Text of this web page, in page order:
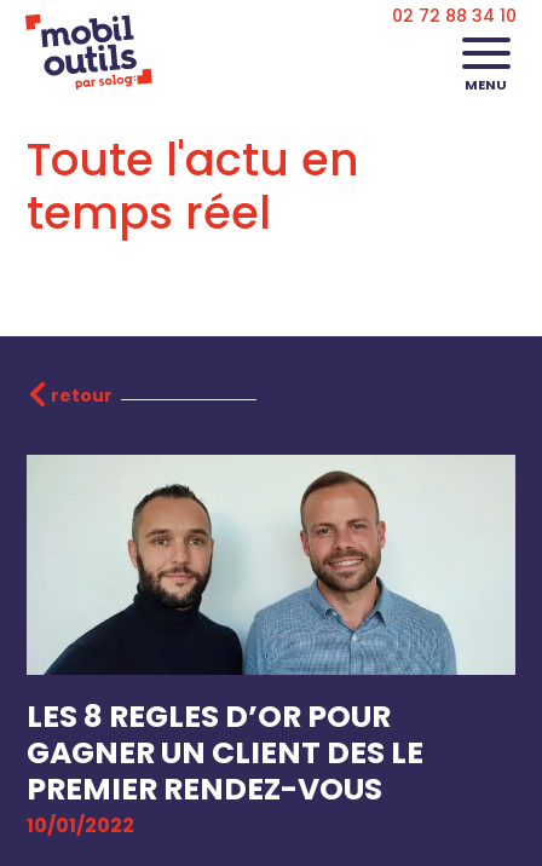
02 72 88 34 10
MENU
Toute l'actu en
temps réel
retour
LES 8 REGLES D’OR POUR
GAGNER UN CLIENT DES LE
PREMIER RENDEZ-VOUS
10/01/2022